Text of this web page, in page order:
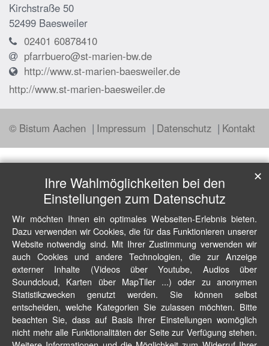
Kirchstraße 50
52499 Baesweiler
02401 60878410
pfarrbuero@st-marien-bw.de
http://www.st-marien-baesweiler.de
http://www.st-marien-baesweiler.de
© Bistum Aachen Impressum Datenschutz Kontakt
Ihre Wahlmöglichkeiten bei den
Einstellungen zum Datenschutz
Wir möchten Ihnen ein optimales Webseiten-Erlebnis bieten.
Dazu verwenden wir Cookies, die für das Funktionieren unserer
Website notwendig sind. Mit Ihrer Zustimmung verwenden wir
auch Cookies und andere Technologien, die zur Anzeige
externer Inhalte (Videos über Youtube, Audios über
Soundcloud, Karten über MapTiler ...) oder zu anonymen
Statistikzwecken genutzt werden. Sie können selbst
entscheiden, welche Kategorien Sie zulassen möchten. Bitte
beachten Sie, dass auf Basis Ihrer Einstellungen womöglich
nicht mehr alle Funktionalitäten der Seite zur Verfügung stehen.
✕